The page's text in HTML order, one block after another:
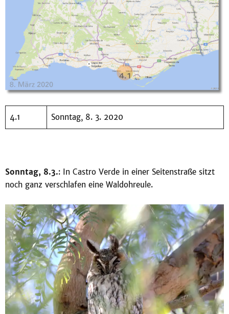
4.1 Sonntag, 8. 3. 2020
Sonntag, 8.3.: In Castro Verde in einer Seitenstraße sitzt
noch ganz verschlafen eine Waldohreule.